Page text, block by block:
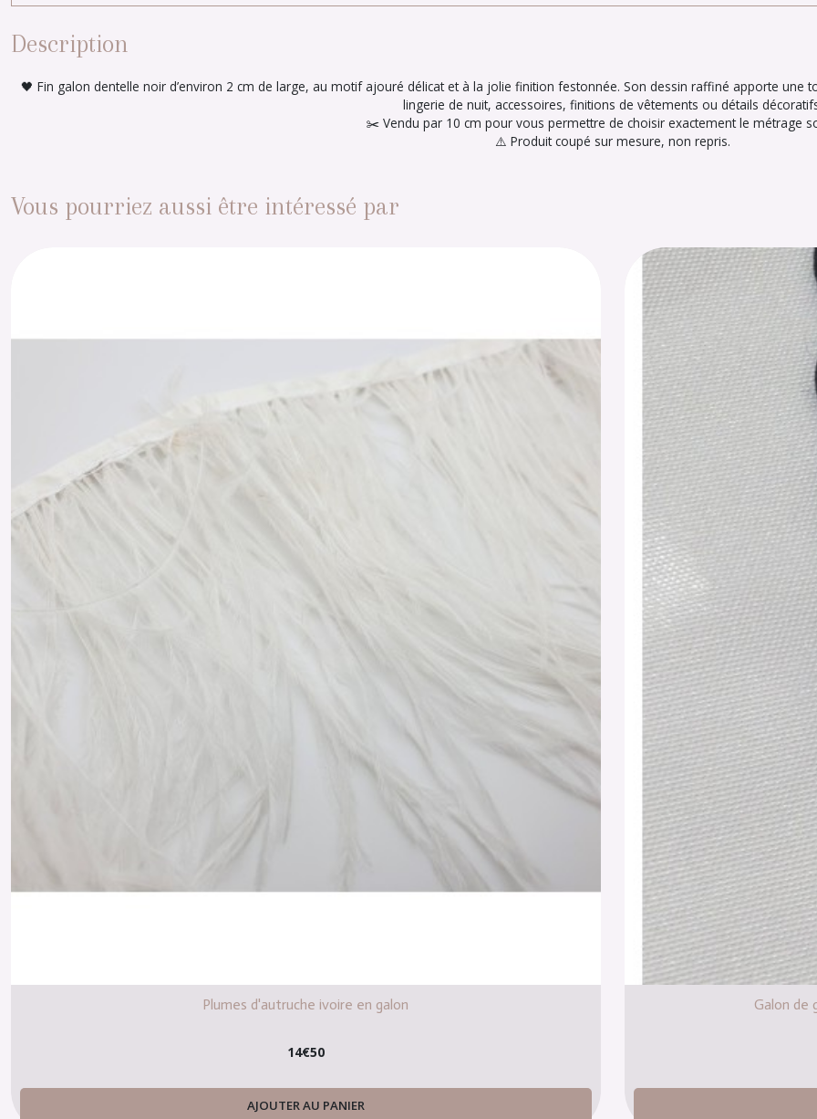
Description
🖤 Fin galon dentelle noir d’environ 2 cm de large, au motif ajouré délicat et à la jolie finition festonnée. Son dessin raffiné apporte une
lingerie de nuit, accessoires, finitions de vêtements ou détails
✂️ Vendu par 10 cm pour vous permettre de choisir exactement le métrage
⚠️ Produit coupé sur mesure, non repris.
Vous pourriez aussi être intéressé par
Plumes d'autruche ivoire en galon
14€50
AJOUTER AU PANIER
Galon de